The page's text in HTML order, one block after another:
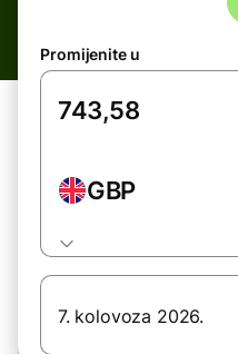
Promijenite u
GBP
7. kolovoza 2026.